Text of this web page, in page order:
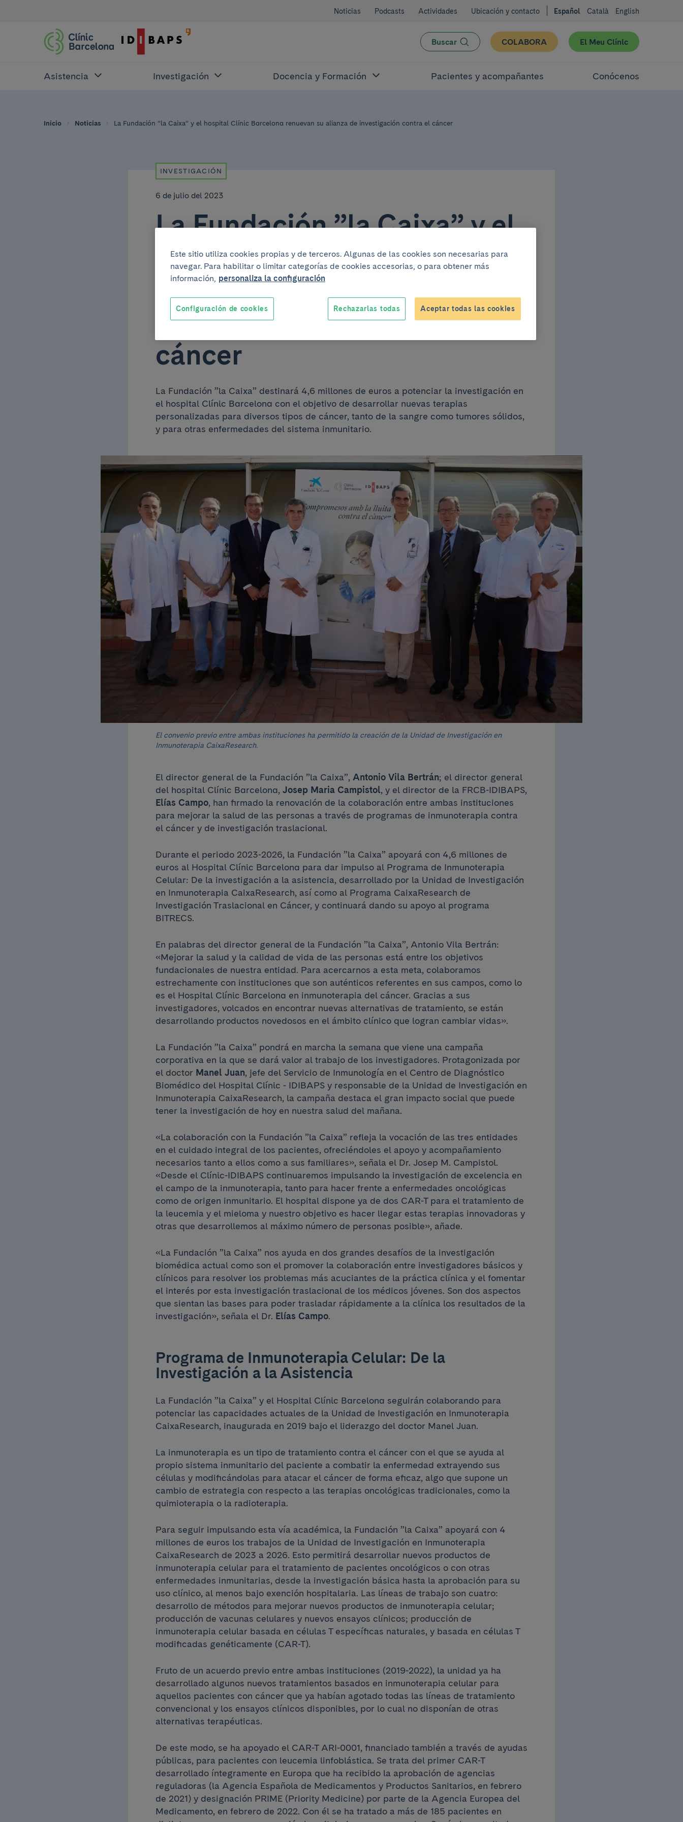
Noticias Podcasts Actividades Ubicación y contacto Español Català English
Buscar COLABORA El Meu Clínic
Asistencia Investigación Docencia y Formación Pacientes y acompañantes Conócenos
Inicio Noticias La Fundación ”la Caixa” y el hospital Clínic Barcelona renuevan su alianza de investigación contra el cáncer
INVESTIGACIÓN
6 de julio del 2023
La Fundación ”la Caixa” y el
hospital Clínic Barcelona
renuevan su alianza de
investigación contra el
cáncer
La Fundación ”la Caixa” destinará 4,6 millones de euros a potenciar la investigación en
el hospital Clínic Barcelona con el objetivo de desarrollar nuevas terapias
personalizadas para diversos tipos de cáncer, tanto de la sangre como tumores sólidos,
y para otras enfermedades del sistema inmunitario.
El convenio previo entre ambas instituciones ha permitido la creación de la Unidad de Investigación en
Inmunoterapia CaixaResearch.
El director general de la Fundación ”la Caixa”, Antonio Vila Bertrán; el director general
del hospital Clínic Barcelona, Josep Maria Campistol, y el director de la FRCB-IDIBAPS,
Elías Campo, han firmado la renovación de la colaboración entre ambas instituciones
para mejorar la salud de las personas a través de programas de inmunoterapia contra
el cáncer y de investigación traslacional.
Durante el periodo 2023-2026, la Fundación ”la Caixa” apoyará con 4,6 millones de
euros al Hospital Clínic Barcelona para dar impulso al Programa de Inmunoterapia
Celular: De la investigación a la asistencia, desarrollado por la Unidad de Investigación
en Inmunoterapia CaixaResearch, así como al Programa CaixaResearch de
Investigación Traslacional en Cáncer, y continuará dando su apoyo al programa
BITRECS.
En palabras del director general de la Fundación ”la Caixa”, Antonio Vila Bertrán:
«Mejorar la salud y la calidad de vida de las personas está entre los objetivos
fundacionales de nuestra entidad. Para acercarnos a esta meta, colaboramos
estrechamente con instituciones que son auténticos referentes en sus campos, como lo
es el Hospital Clínic Barcelona en inmunoterapia del cáncer. Gracias a sus
investigadores, volcados en encontrar nuevas alternativas de tratamiento, se están
desarrollando productos novedosos en el ámbito clínico que logran cambiar vidas».
La Fundación ”la Caixa” pondrá en marcha la semana que viene una campaña
corporativa en la que se dará valor al trabajo de los investigadores. Protagonizada por
el doctor Manel Juan, jefe del Servicio de Inmunología en el Centro de Diagnóstico
Biomédico del Hospital Clínic - IDIBAPS y responsable de la Unidad de Investigación en
Inmunoterapia CaixaResearch, la campaña destaca el gran impacto social que puede
tener la investigación de hoy en nuestra salud del mañana.
«La colaboración con la Fundación ”la Caixa” refleja la vocación de las tres entidades
en el cuidado integral de los pacientes, ofreciéndoles el apoyo y acompañamiento
necesarios tanto a ellos como a sus familiares», señala el Dr. Josep M. Campistol.
«Desde el Clínic-IDIBAPS continuaremos impulsando la investigación de excelencia en
el campo de la inmunoterapia, tanto para hacer frente a enfermedades oncológicas
como de origen inmunitario. El hospital dispone ya de dos CAR-T para el tratamiento de
la leucemia y el mieloma y nuestro objetivo es hacer llegar estas terapias innovadoras y
otras que desarrollemos al máximo número de personas posible», añade.
«La Fundación ”la Caixa” nos ayuda en dos grandes desafíos de la investigación
biomédica actual como son el promover la colaboración entre investigadores básicos y
clínicos para resolver los problemas más acuciantes de la práctica clínica y el fomentar
el interés por esta investigación traslacional de los médicos jóvenes. Son dos aspectos
que sientan las bases para poder trasladar rápidamente a la clínica los resultados de la
investigación», señala el Dr. Elías Campo.
Programa de Inmunoterapia Celular: De la
Investigación a la Asistencia
La Fundación ”la Caixa” y el Hospital Clínic Barcelona seguirán colaborando para
potenciar las capacidades actuales de la Unidad de Investigación en Inmunoterapia
CaixaResearch, inaugurada en 2019 bajo el liderazgo del doctor Manel Juan.
La inmunoterapia es un tipo de tratamiento contra el cáncer con el que se ayuda al
propio sistema inmunitario del paciente a combatir la enfermedad extrayendo sus
células y modificándolas para atacar el cáncer de forma eficaz, algo que supone un
cambio de estrategia con respecto a las terapias oncológicas tradicionales, como la
quimioterapia o la radioterapia.
Para seguir impulsando esta vía académica, la Fundación ”la Caixa” apoyará con 4
millones de euros los trabajos de la Unidad de Investigación en Inmunoterapia
CaixaResearch de 2023 a 2026. Esto permitirá desarrollar nuevos productos de
inmunoterapia celular para el tratamiento de pacientes oncológicos o con otras
enfermedades inmunitarias, desde la investigación básica hasta la aprobación para su
uso clínico, al menos bajo exención hospitalaria. Las líneas de trabajo son cuatro:
desarrollo de métodos para mejorar nuevos productos de inmunoterapia celular;
producción de vacunas celulares y nuevos ensayos clínicos; producción de
inmunoterapia celular basada en células T específicas naturales, y basada en células T
modificadas genéticamente (CAR-T).
Fruto de un acuerdo previo entre ambas instituciones (2019-2022), la unidad ya ha
desarrollado algunos nuevos tratamientos basados en inmunoterapia celular para
aquellos pacientes con cáncer que ya habían agotado todas las líneas de tratamiento
convencional y los ensayos clínicos disponibles, por lo cual no disponían de otras
alternativas terapéuticas.
De este modo, se ha apoyado el CAR-T ARI-0001, financiado también a través de ayudas
públicas, para pacientes con leucemia linfoblástica. Se trata del primer CAR-T
desarrollado íntegramente en Europa que ha recibido la aprobación de agencias
reguladoras (la Agencia Española de Medicamentos y Productos Sanitarios, en febrero
de 2021) y designación PRIME (Priority Medicine) por parte de la Agencia Europea del
Medicamento, en febrero de 2022. Con él se ha tratado a más de 185 pacientes en
Este sitio utiliza cookies propias y de terceros. Algunas de las cookies son necesarias para
navegar. Para habilitar o limitar categorías de cookies accesorias, o para obtener más
información, personaliza la configuración
Rechazarlas todas Aceptar todas las cookies
Configuración de cookies